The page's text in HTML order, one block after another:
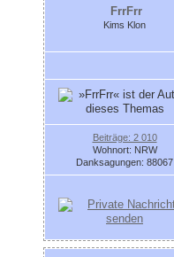
FrrFrr
Kims Klon
Beiträge: 2 010
Wohnort: NRW
Danksagungen: 88067